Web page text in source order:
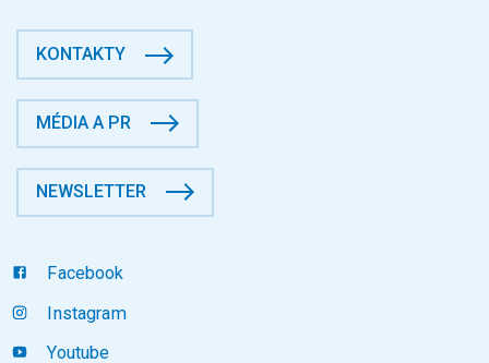
KONTAKTY
MÉDIA A PR
NEWSLETTER
Facebook
Instagram
Youtube